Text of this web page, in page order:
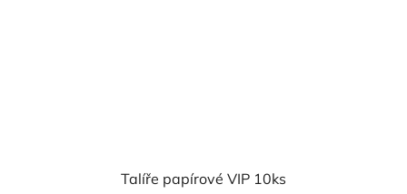
Talíře papírové VIP 10ks